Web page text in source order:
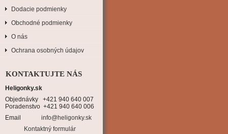
Dodacie podmienky
Obchodné podmienky
O nás
Ochrana osobných údajov
KONTAKTUJTE NÁS
Heligonky.sk
Objednávky   +421 940 640 007
Poradenstvo  +421 940 640 006
Email
info@heligonky.sk
Kontaktný formulár